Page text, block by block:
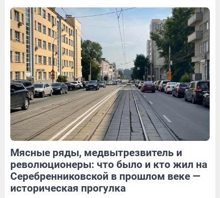
101 1
15 Обсудить 97 Обсудить
14 Обсудить 66 1
Мясные ряды, медвытрезвитель и
революционеры: что было и кто жил на
Серебренниковской в прошлом веке —
историческая прогулка